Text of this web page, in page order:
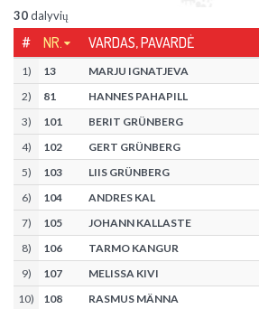
30dalyvių
# NR. VARDAS, PAVARDĖ
1) 13
MARJU IGNATJEVA
2) 81
HANNES PAHAPILL
3) 101
BERIT GRÜNBERG
4) 102
GERT GRÜNBERG
5) 103
LIIS GRÜNBERG
6) 104
ANDRES KAL
7) 105
JOHANN KALLASTE
8) 106
TARMO KANGUR
9) 107
MELISSA KIVI
10) 108
RASMUS MÄNNA